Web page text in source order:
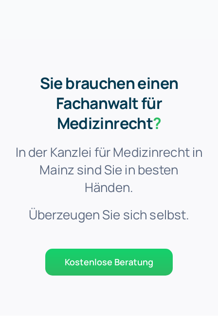
Sie brauchen einen
Fachanwalt für
Medizinrecht?
In der Kanzlei für Medizinrecht in
Mainz sind Sie in besten
Händen.
Überzeugen Sie sich selbst.
Kostenlose Beratung